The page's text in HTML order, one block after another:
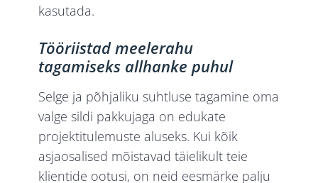
kasutada.
Tööriistad meelerahu
tagamiseks allhanke puhul
Selge ja põhjaliku suhtluse tagamine oma
valge sildi pakkujaga on edukate
projektitulemuste aluseks. Kui kõik
asjaosalised mõistavad täielikult teie
klientide ootusi, on neid eesmärke palju